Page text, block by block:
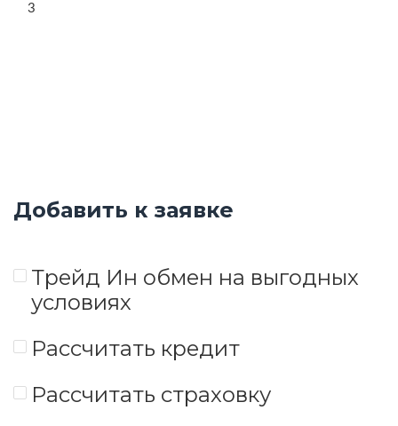
3
Добавить к заявке
Трейд Ин обмен на выгодных
условиях
Рассчитать кредит
Рассчитать страховку